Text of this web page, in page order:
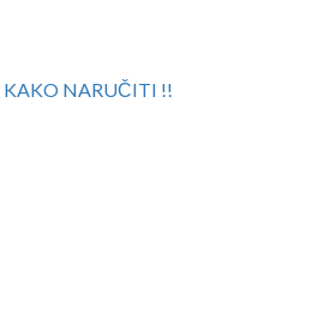
KAKO NARUČITI !!